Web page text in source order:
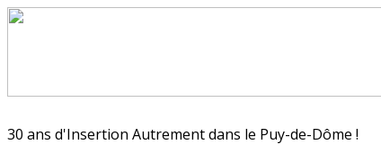
30 ans d'Insertion Autrement dans le Puy-de-Dôme !